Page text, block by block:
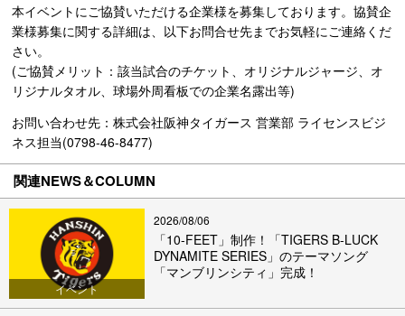
本イベントにご協賛いただける企業様を募集しております。協賛企
業様募集に関する詳細は、以下お問合せ先までお気軽にご連絡くだ
さい。
(ご協賛メリット：該当試合のチケット、オリジナルジャージ、オ
リジナルタオル、球場外周看板での企業名露出等)
お問い合わせ先：株式会社阪神タイガース 営業部 ライセンスビジ
ネス担当(0798-46-8477)
関連NEWS＆COLUMN
イベント
2026/08/06
「10-FEET」制作！「TIGERS B-LUCK
DYNAMITE SERIES」のテーマソング
「マンブリンシティ」完成！